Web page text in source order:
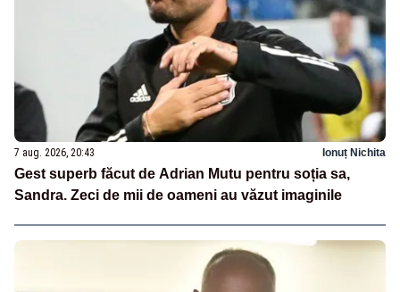
7 aug. 2026, 20:43 Ionuț Nichita
Gest superb făcut de Adrian Mutu pentru soția sa,
Sandra. Zeci de mii de oameni au văzut imaginile